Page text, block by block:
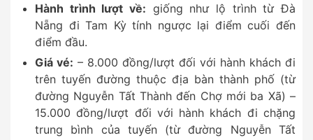
Hành trình lượt về: giống như lộ trình từ Đà
Nẵng đi Tam Kỳ tính ngược lại điểm cuối đến
điểm đầu.
Giá vé: – 8.000 đồng/lượt đối với hành khách đi
trên tuyến đường thuộc địa bàn thành phố (từ
đường Nguyễn Tất Thành đến Chợ mới ba Xã) –
15.000 đồng/lượt đối với hành khách đi chặng
trung bình của tuyến (từ đường Nguyễn Tất